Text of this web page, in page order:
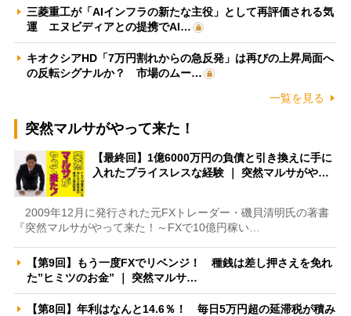
三菱重工が「AIインフラの新たな主役」として再評価される気
運 エヌビディアとの提携でAI…
キオクシアHD「7万円割れからの急反発」は再びの上昇局面へ
の反転シグナルか？ 市場のムー…
一覧を見る
突然マルサがやって来た！
【最終回】1億6000万円の負債と引き換えに手に
入れたプライスレスな経験 ｜ 突然マルサがや…
2009年12月に発行された元FXトレーダー・磯貝清明氏の著書
『突然マルサがやって来た！～FXで10億円稼い…
【第9回】もう一度FXでリベンジ！ 種銭は差し押さえを免れ
た”ヒミツのお金” ｜ 突然マルサ…
【第8回】年利はなんと14.6％！ 毎日5万円超の延滞税が積み